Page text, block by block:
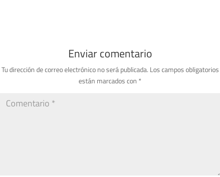
Enviar comentario
Tu dirección de correo electrónico no será publicada. Los campos obligatorios
están marcados con *